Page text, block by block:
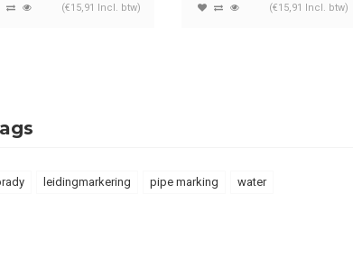
(€15,91 Incl. btw) (€15,91 Incl. btw)
leidingmarkering pipe marking water